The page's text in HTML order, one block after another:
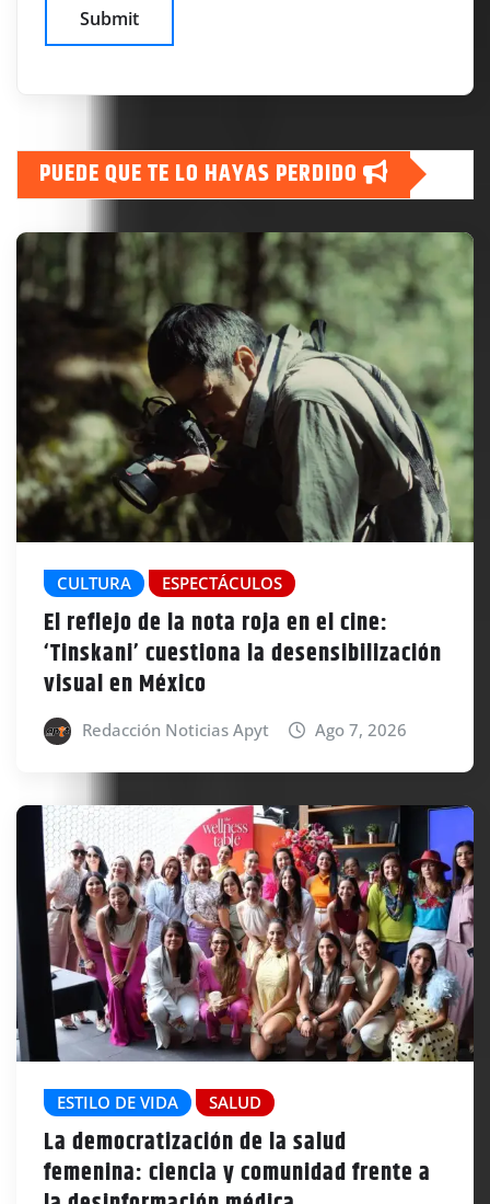
PUEDE QUE TE LO HAYAS PERDIDO
CULTURA ESPECTÁCULOS
El reflejo de la nota roja en el cine:
‘Tinskani’ cuestiona la desensibilización
visual en México
Redacción Noticias Apyt Ago 7, 2026
ESTILO DE VIDA SALUD
La democratización de la salud
femenina: ciencia y comunidad frente a